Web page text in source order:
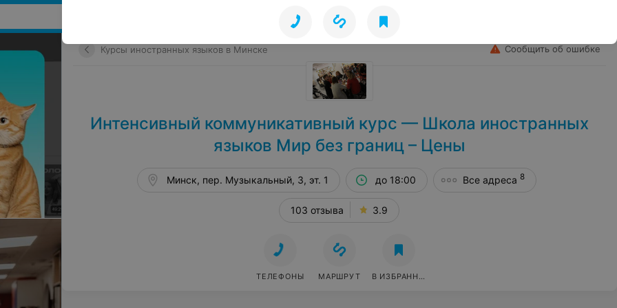
Курсы иностранных языков в Минске Сообщить об ошибке
Интенсивный коммуникативный курс — Школа иностранных
языков Мир без границ – Цены
Минск, пер. Музыкальный, 3, эт. 1 до 18:00 Все адреса 8
103 отзыва 3.9
ТЕЛЕФОНЫ МАРШРУТ В ИЗБРАННОЕ